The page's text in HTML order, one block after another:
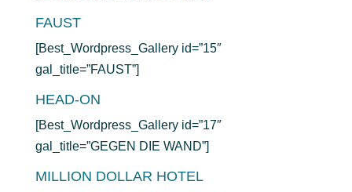
FAUST
[Best_Wordpress_Gallery id=”15″
gal_title=”FAUST”]
HEAD-ON
[Best_Wordpress_Gallery id=”17″
gal_title=”GEGEN DIE WAND”]
MILLION DOLLAR HOTEL